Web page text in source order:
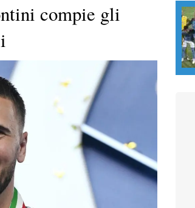
compie gli